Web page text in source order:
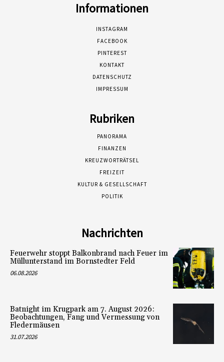
Informationen
INSTAGRAM
FACEBOOK
PINTEREST
KONTAKT
DATENSCHUTZ
IMPRESSUM
Rubriken
PANORAMA
FINANZEN
KREUZWORTRÄTSEL
FREIZEIT
KULTUR & GESELLSCHAFT
POLITIK
Nachrichten
Feuerwehr stoppt Balkonbrand nach Feuer im
Müllunterstand im Bornstedter Feld
06.08.2026
Batnight im Krugpark am 7. August 2026:
Beobachtungen, Fang und Vermessung von
Fledermäusen
31.07.2026